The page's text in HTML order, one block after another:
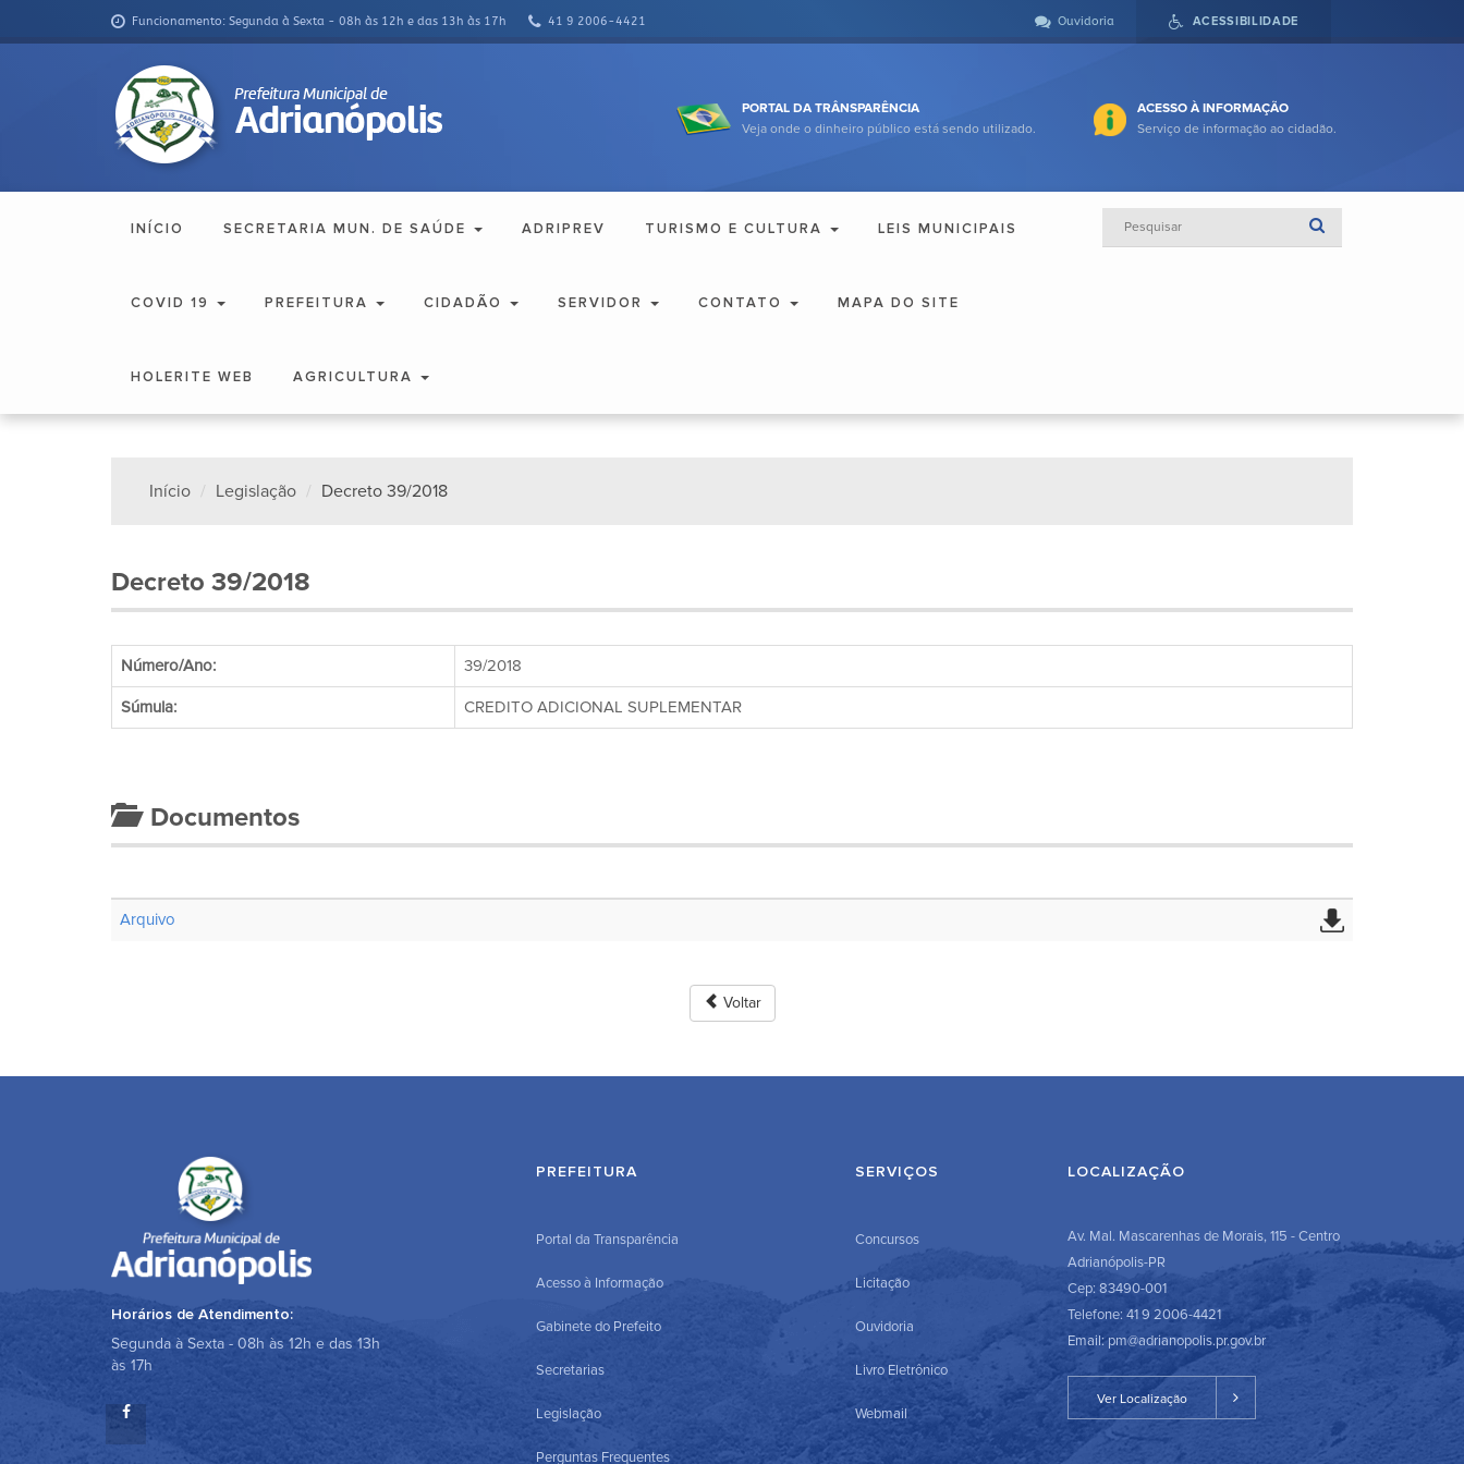
Funcionamento: Segunda à Sexta - 08h às 12h e das 13h às 17h 41 9 2006-4421 ACESSIBILIDADE
Ouvidoria
PORTAL DA TRÂNSPARÊNCIA
Veja onde o dinheiro público está sendo utilizado.
ACESSO À INFORMAÇÃO
Serviço de informação ao cidadão.
INÍCIO SECRETARIA MUN. DE SAÚDE ADRIPREV TURISMO E CULTURA LEIS MUNICIPAIS
COVID 19 PREFEITURA CIDADÃO SERVIDOR CONTATO MAPA DO SITE
HOLERITE WEB AGRICULTURA
Início Legislação Decreto 39/2018
Decreto 39/2018
Número/Ano: 39/2018
Súmula: CREDITO ADICIONAL SUPLEMENTAR
Documentos
Arquivo
Voltar
Horários de Atendimento:
Segunda à Sexta - 08h às 12h e das 13h
às 17h
PREFEITURA
Portal da Transparência
Acesso à Informação
Gabinete do Prefeito
Secretarias
Legislação
Perguntas Frequentes
SERVIÇOS
Concursos
Licitação
Ouvidoria
Livro Eletrônico
Webmail
LOCALIZAÇÃO
Av. Mal. Mascarenhas de Morais, 115 - Centro
Adrianópolis-PR
Cep: 83490-001
Telefone: 41 9 2006-4421
Email: pm@adrianopolis.pr.gov.br
Ver Localização